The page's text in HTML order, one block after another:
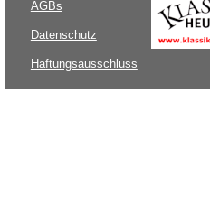
AGBs
Datenschutz
Haftungsausschluss